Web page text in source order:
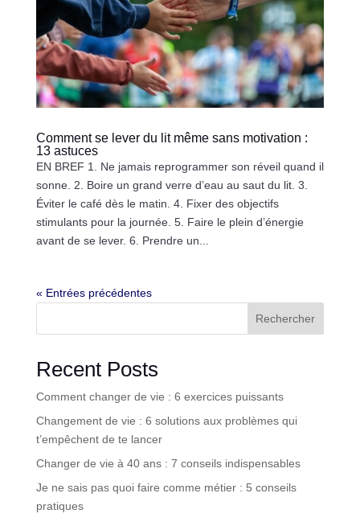
Comment se lever du lit même sans motivation :
13 astuces
EN BREF 1. Ne jamais reprogrammer son réveil quand il
sonne. 2. Boire un grand verre d’eau au saut du lit. 3.
Éviter le café dès le matin. 4. Fixer des objectifs
stimulants pour la journée. 5. Faire le plein d’énergie
avant de se lever. 6. Prendre un...
« Entrées précédentes
Rechercher
Recent Posts
Comment changer de vie : 6 exercices puissants
Changement de vie : 6 solutions aux problèmes qui
t’empêchent de te lancer
Changer de vie à 40 ans : 7 conseils indispensables
Je ne sais pas quoi faire comme métier : 5 conseils
pratiques